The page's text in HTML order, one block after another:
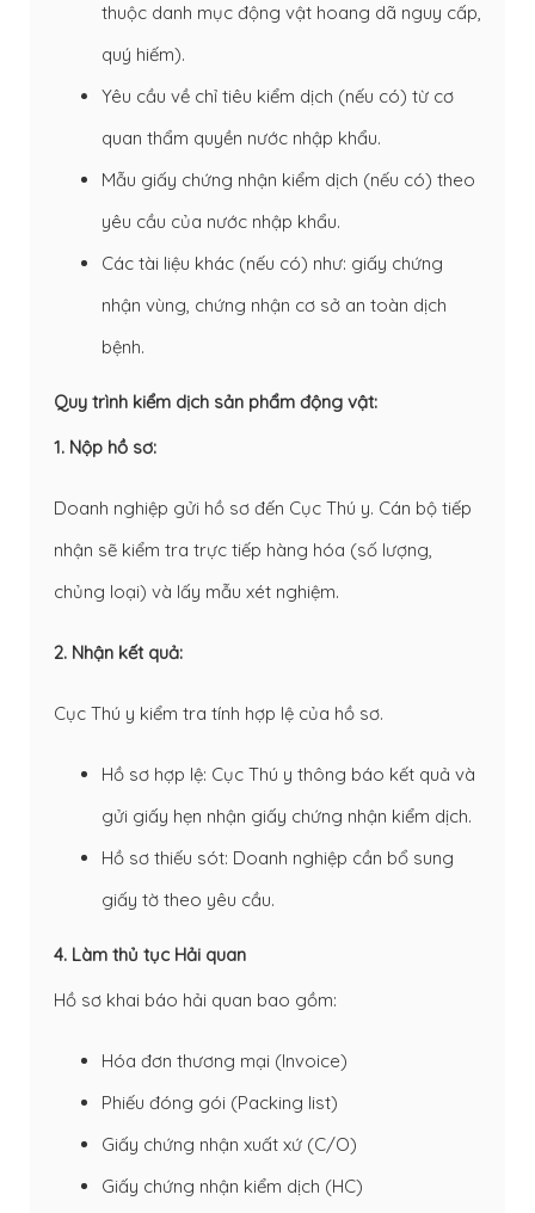
thuộc danh mục động vật hoang dã nguy cấp,
quý hiếm).
Yêu cầu về chỉ tiêu kiểm dịch (nếu có) từ cơ
quan thẩm quyền nước nhập khẩu.
Mẫu giấy chứng nhận kiểm dịch (nếu có) theo
yêu cầu của nước nhập khẩu.
Các tài liệu khác (nếu có) như: giấy chứng
nhận vùng, chứng nhận cơ sở an toàn dịch
bệnh.
Quy trình kiểm dịch sản phẩm động vật:
1. Nộp hồ sơ:
Doanh nghiệp gửi hồ sơ đến Cục Thú y. Cán bộ tiếp
nhận sẽ kiểm tra trực tiếp hàng hóa (số lượng,
chủng loại) và lấy mẫu xét nghiệm.
2. Nhận kết quả:
Cục Thú y kiểm tra tính hợp lệ của hồ sơ.
Hồ sơ hợp lệ: Cục Thú y thông báo kết quả và
gửi giấy hẹn nhận giấy chứng nhận kiểm dịch.
Hồ sơ thiếu sót: Doanh nghiệp cần bổ sung
giấy tờ theo yêu cầu.
4. Làm thủ tục Hải quan
Hồ sơ khai báo hải quan bao gồm:
Hóa đơn thương mại (Invoice)
Phiếu đóng gói (Packing list)
Giấy chứng nhận xuất xứ (C/O)
Giấy chứng nhận kiểm dịch (HC)